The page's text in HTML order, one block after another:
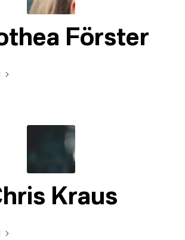
Förster
Kraus